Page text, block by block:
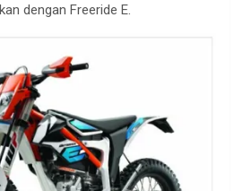
dengan Freeride E.